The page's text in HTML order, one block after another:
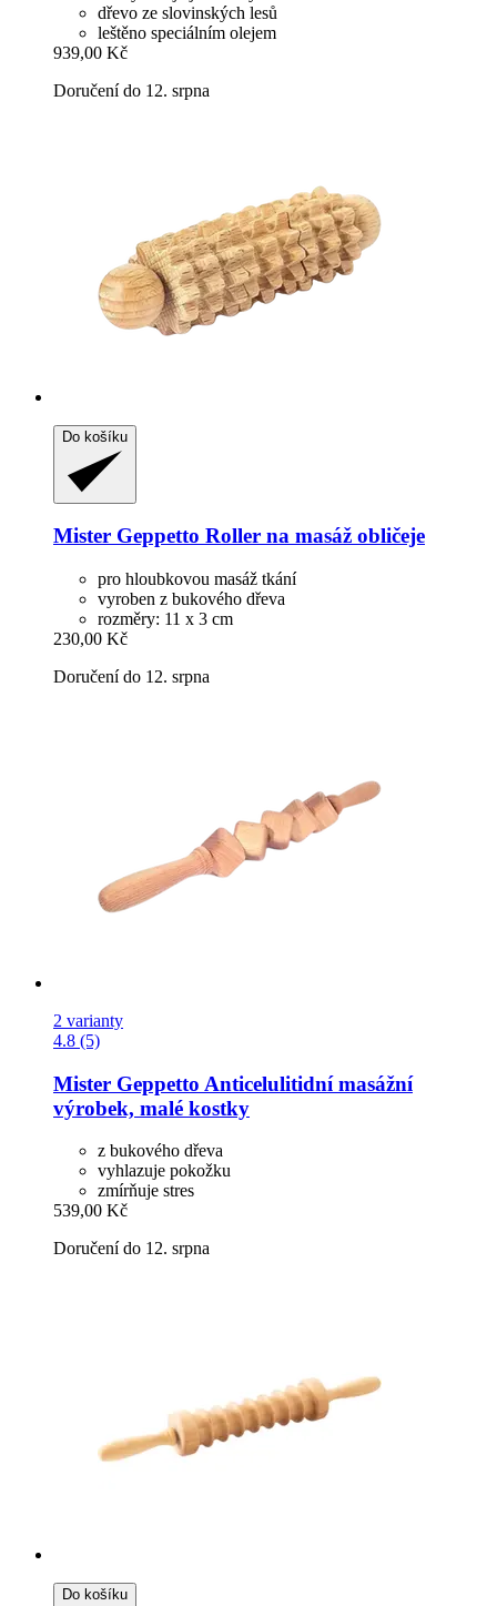
dřevo ze slovinských lesů
leštěno speciálním olejem
939,00 Kč
Doručení do 12. srpna
Do košíku
Mister Geppetto Roller na masáž obličeje
pro hloubkovou masáž tkání
vyroben z bukového dřeva
rozměry: 11 x 3 cm
230,00 Kč
Doručení do 12. srpna
2 varianty
4.8 (5)
Mister Geppetto Anticelulitidní masážní
výrobek, malé kostky
z bukového dřeva
vyhlazuje pokožku
zmírňuje stres
539,00 Kč
Doručení do 12. srpna
Do košíku